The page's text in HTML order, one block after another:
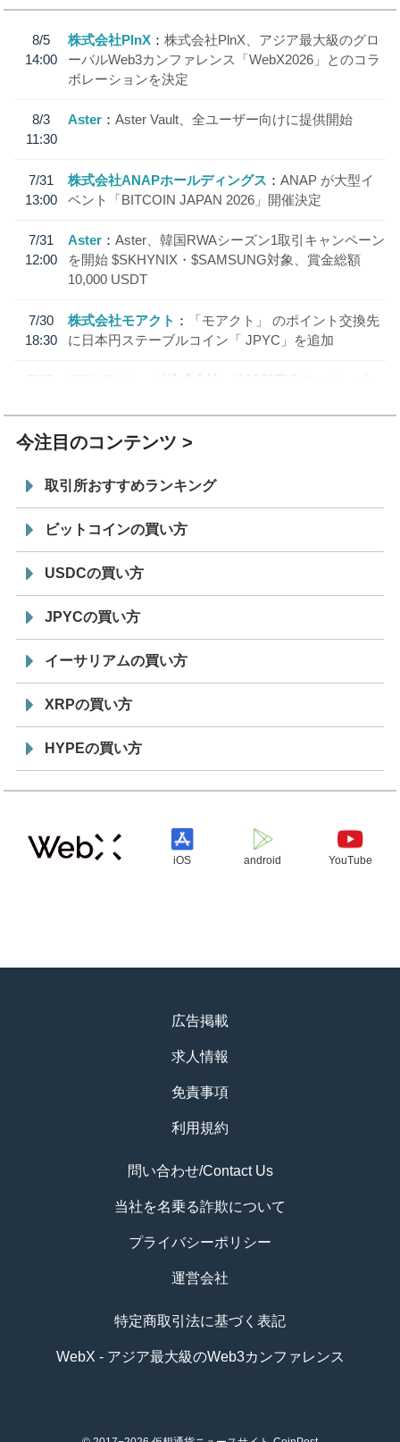
8/5
14:00
株式会社PlnX
株式会社PlnX、アジア最大級のグロ
ーバルWeb3カンファレンス「WebX2026」とのコラ
ボレーションを決定
8/3
11:30
Aster Aster Vault、全ユーザー向けに提供開始
7/31
13:00
株式会社ANAPホールディングス
ANAP が大型イ
ベント「BITCOIN JAPAN 2026」開催決定
7/31
12:00
Aster
Aster、韓国RWAシーズン1取引キャンペーン
を開始 $SKHYNIX・$SAMSUNG対象、賞金総額
10,000 USDT
7/30
18:30
株式会社モアクト
「モアクト」 のポイント交換先
に日本円ステーブルコイン「 JPYC」を追加
7/29
SBI VCトレード株式会社
信託型円建てステーブル
今注目のコンテンツ
取引所おすすめランキング
ビットコインの買い方
USDCの買い方
JPYCの買い方
イーサリアムの買い方
XRPの買い方
HYPEの買い方
iOS android YouTube
広告掲載
求人情報
免責事項
利用規約
問い合わせ/Contact Us
当社を名乗る詐欺について
プライバシーポリシー
運営会社
特定商取引法に基づく表記
WebX - アジア最大級のWeb3カンファレンス